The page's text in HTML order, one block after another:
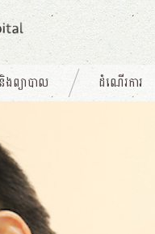
ងព្យាបាល ដំណើរការ